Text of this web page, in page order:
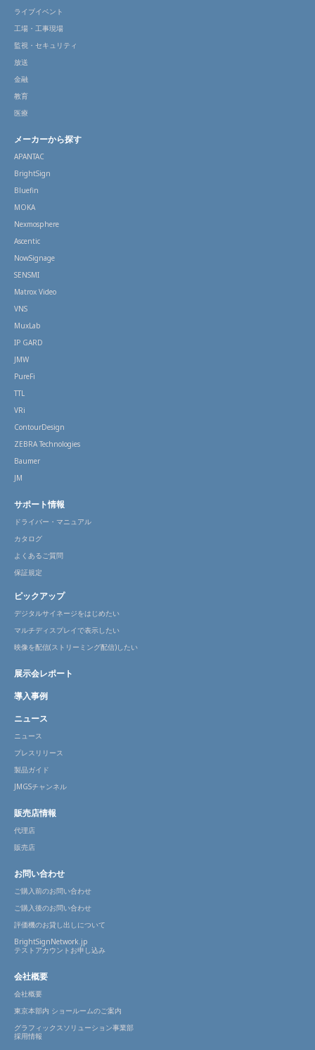
ライブイベント
工場・工事現場
監視・セキュリティ
放送
金融
教育
医療
メーカーから探す
APANTAC
BrightSign
Bluefin
MOKA
Nexmosphere
Ascentic
NowSignage
SENSMI
Matrox Video
VNS
MuxLab
IP GARD
JMW
PureFi
TTL
VRi
ContourDesign
ZEBRA Technologies
Baumer
JM
サポート情報
ドライバー・マニュアル
カタログ
よくあるご質問
保証規定
ピックアップ
デジタルサイネージをはじめたい
マルチディスプレイで表示したい
映像を配信(ストリーミング配信)したい
展示会レポート
導入事例
ニュース
ニュース
プレスリリース
製品ガイド
JMGSチャンネル
販売店情報
代理店
販売店
お問い合わせ
ご購入前のお問い合わせ
ご購入後のお問い合わせ
評価機のお貸し出しについて
BrightSignNetwork.jp
テストアカウントお申し込み
会社概要
会社概要
東京本部内 ショールームのご案内
グラフィックスソリューション事業部
採用情報